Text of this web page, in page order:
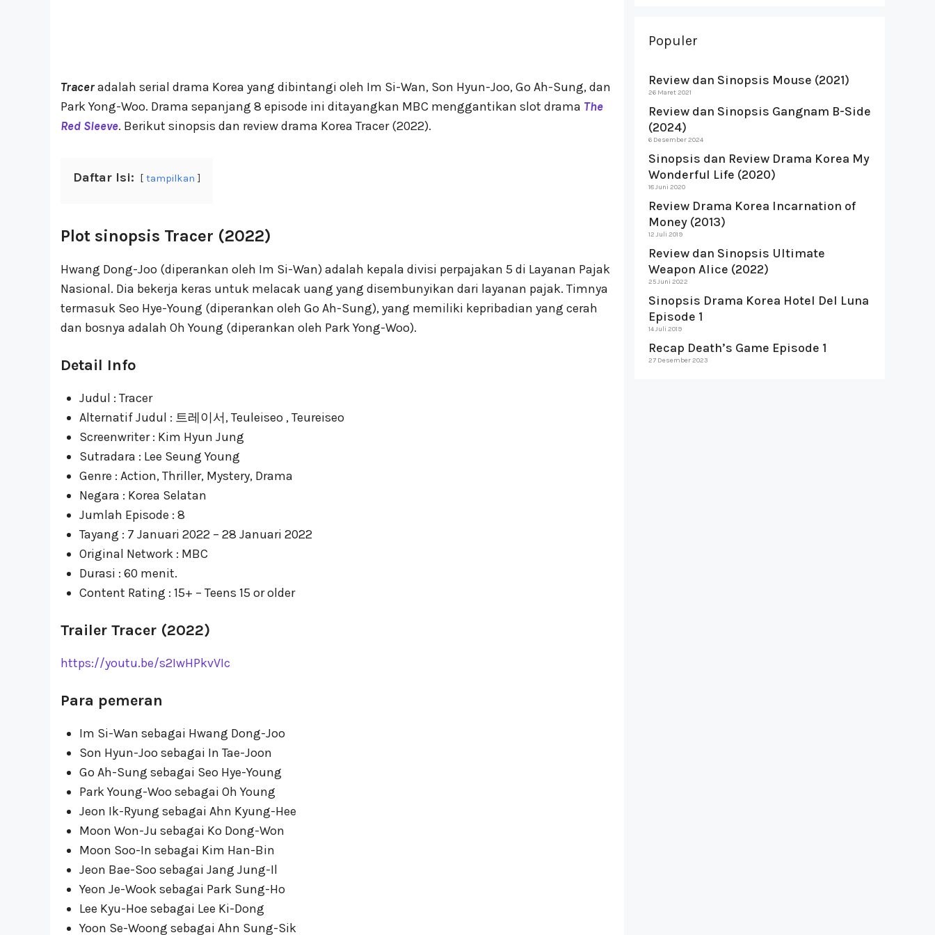
Traceradalah serial drama Korea yang dibintangi oleh Im Si-Wan, Son Hyun-Joo, Go Ah-Sung, dan
Park Yong-Woo. Drama sepanjang 8 episode ini ditayangkan MBC menggantikan slot drama The
Red Sleeve. Berikut sinopsis dan review drama Korea Tracer (2022).
Daftar Isi: tampilkan
Plot sinopsis Tracer (2022)
Hwang Dong-Joo (diperankan oleh Im Si-Wan) adalah kepala divisi perpajakan 5 di Layanan Pajak
Nasional. Dia bekerja keras untuk melacak uang yang disembunyikan dari layanan pajak. Timnya
termasuk Seo Hye-Young (diperankan oleh Go Ah-Sung), yang memiliki kepribadian yang cerah
dan bosnya adalah Oh Young (diperankan oleh Park Yong-Woo).
Detail Info
Judul : Tracer
Alternatif Judul : 트레이서, Teuleiseo , Teureiseo
Screenwriter : Kim Hyun Jung
Sutradara : Lee Seung Young
Genre : Action, Thriller, Mystery, Drama
Negara : Korea Selatan
Jumlah Episode : 8
Tayang : 7 Januari 2022 – 28 Januari 2022
Original Network : MBC
Durasi : 60 menit.
Content Rating : 15+ – Teens 15 or older
Trailer Tracer (2022)
https://youtu.be/s2IwHPkvVIc
Para pemeran
Im Si-Wan sebagai Hwang Dong-Joo
Son Hyun-Joo sebagai In Tae-Joon
Go Ah-Sung sebagai Seo Hye-Young
Park Young-Woo sebagai Oh Young
Jeon Ik-Ryung sebagai Ahn Kyung-Hee
Moon Won-Ju sebagai Ko Dong-Won
Moon Soo-In sebagai Kim Han-Bin
Jeon Bae-Soo sebagai Jang Jung-Il
Yeon Je-Wook sebagai Park Sung-Ho
Lee Kyu-Hoe sebagai Lee Ki-Dong
Yoon Se-Woong sebagai Ahn Sung-Sik
Populer
Review dan Sinopsis Mouse (2021)
26 Maret 2021
Review dan Sinopsis Gangnam B-Side
(2024)
6 Desember 2024
Sinopsis dan Review Drama Korea My
Wonderful Life (2020)
18 Juni 2020
Review Drama Korea Incarnation of
Money (2013)
12 Juli 2019
Review dan Sinopsis Ultimate
Weapon Alice (2022)
25 Juni 2022
Sinopsis Drama Korea Hotel Del Luna
Episode 1
14 Juli 2019
Recap Death’s Game Episode 1
27 Desember 2023